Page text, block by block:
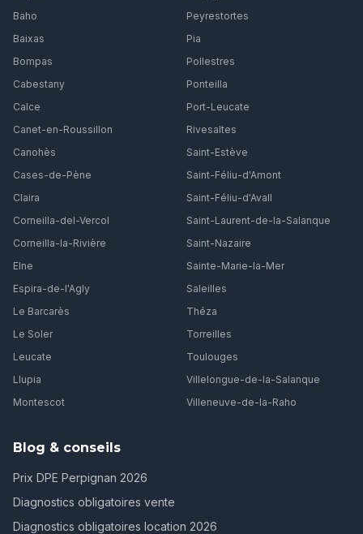
Baho
Baixas
Bompas
Cabestany
Calce
Canet-en-Roussillon
Canohès
Cases-de-Pène
Claira
Corneilla-del-Vercol
Corneilla-la-Rivière
Elne
Espira-de-l'Agly
Le Barcarès
Le Soler
Leucate
Llupia
Montescot
Peyrestortes
Pia
Pollestres
Ponteilla
Port-Leucate
Rivesaltes
Saint-Estève
Saint-Féliu-d'Amont
Saint-Féliu-d'Avall
Saint-Laurent-de-la-Salanque
Saint-Nazaire
Sainte-Marie-la-Mer
Saleilles
Théza
Torreilles
Toulouges
Villelongue-de-la-Salanque
Villeneuve-de-la-Raho
Blog & conseils
Prix DPE Perpignan 2026
Diagnostics obligatoires vente
Diagnostics obligatoires location 2026